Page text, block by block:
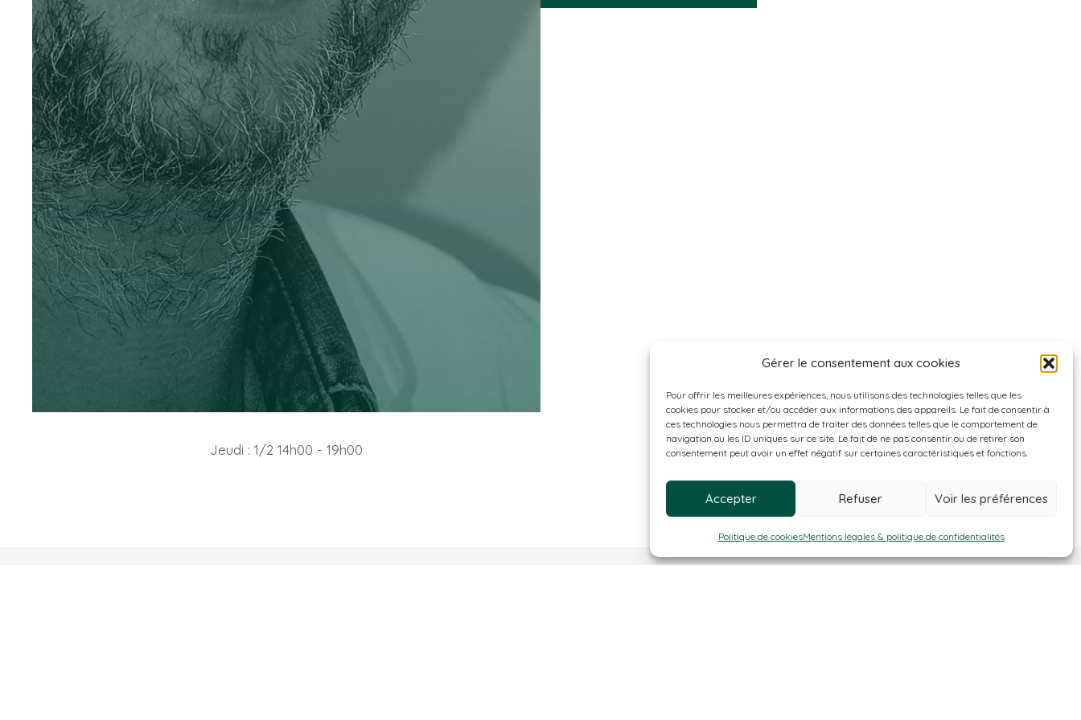
Gérer le consentement aux cookies
Pour offrir les meilleures expériences, nous utilisons des technologies telles que les
cookies pour stocker et/ou accéder aux informations des appareils. Le fait de consentir à
ces technologies nous permettra de traiter des données telles que le comportement de
navigation ou les ID uniques sur ce site. Le fait de ne pas consentir ou de retirer son
consentement peut avoir un effet négatif sur certaines caractéristiques et fonctions.
Accepter Refuser Voir les préférences
Politique de cookiesMentions légales & politique de confidentialités
Jeudi : 1/2 14h00 - 19h00